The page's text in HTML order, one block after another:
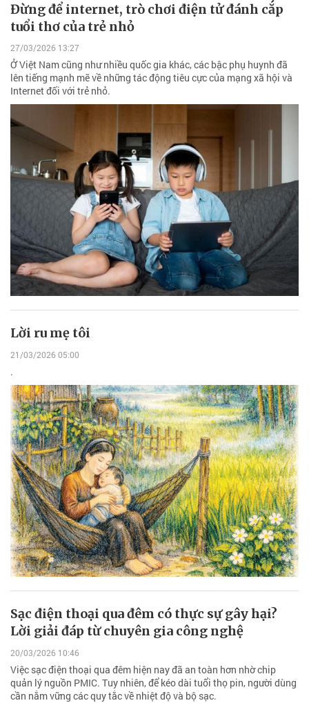
Đừng để internet, trò chơi điện tử đánh cắp
tuổi thơ của trẻ nhỏ
27/03/2026 13:27
Ở Việt Nam cũng như nhiều quốc gia khác, các bậc phụ huynh đã
lên tiếng mạnh mẽ về những tác động tiêu cực của mạng xã hội và
Internet đối với trẻ nhỏ.
Lời ru mẹ tôi
21/03/2026 05:00
.
Sạc điện thoại qua đêm có thực sự gây hại?
Lời giải đáp từ chuyên gia công nghệ
20/03/2026 10:46
Việc sạc điện thoại qua đêm hiện nay đã an toàn hơn nhờ chip
quản lý nguồn PMIC. Tuy nhiên, để kéo dài tuổi thọ pin, người dùng
cần nắm vững các quy tắc về nhiệt độ và bộ sạc.